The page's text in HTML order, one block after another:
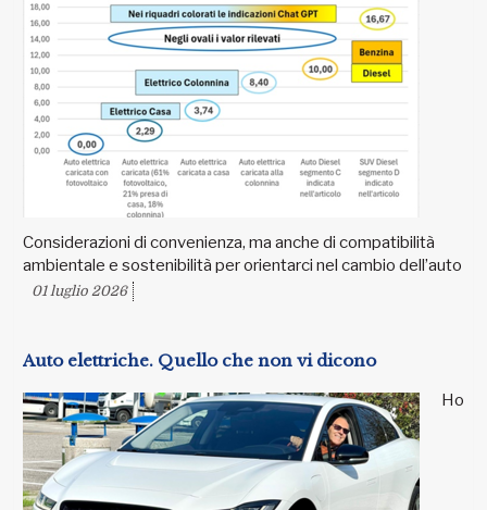
Considerazioni di convenienza, ma anche di compatibilità
ambientale e sostenibilità per orientarci nel cambio dell’auto
01 luglio 2026
Auto elettriche. Quello che non vi dicono
Ho